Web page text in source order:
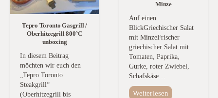
Tepro Toronto Gasgrill /
Oberhitzegrill 800°C
unboxing
In diesem Beitrag
möchten wir euch den
„Tepro Toronto
Steakgrill“
(Oberhitzegrill bis
Minze
Auf einen
BlickGriechischer Salat
mit MinzeFrischer
griechischer Salat mit
Tomaten, Paprika,
Gurke, roter Zwiebel,
Schafskäse…
Weiterlesen